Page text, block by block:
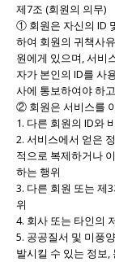
제7조 (회원의 의무)
① 회원은 자신의 ID
하여 회원의 귀책사
원에게 있으며, 서비
자가 본인의 ID를 사
사에 통보하여야 하
② 회원은 서비스를
1. 다른 회원의 ID와
2. 서비스에서 얻은
적으로 복제하거나
하는 행위
3. 다른 회원 또는 제
위
4. 회사 또는 타인의
5. 공공질서 및 미풍
발시킬 수 있는 정보,